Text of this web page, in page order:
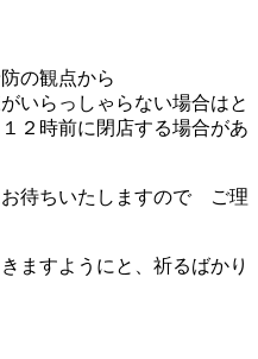
の観点から
いらっしゃらない場合はと
２時前に閉店する場合があ
待ちいたしますので ご理
ますようにと、祈るばかり